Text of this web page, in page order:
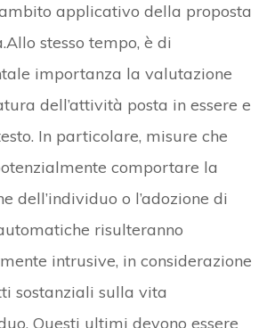
applicativo della proposta
stesso tempo, è di
importanza la valutazione
dell’attività posta in essere e
In particolare, misure che
comportare la
dell’individuo o l’adozione di
risulteranno
intrusive, in considerazione
sostanziali sulla vita
Questi ultimi devono essere